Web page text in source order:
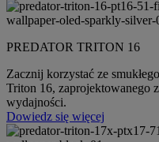
PREDATOR TRITON 16
Zacznij korzystać ze
Triton 16, zaprojektowanego
wydajności.
Dowiedz się więcej